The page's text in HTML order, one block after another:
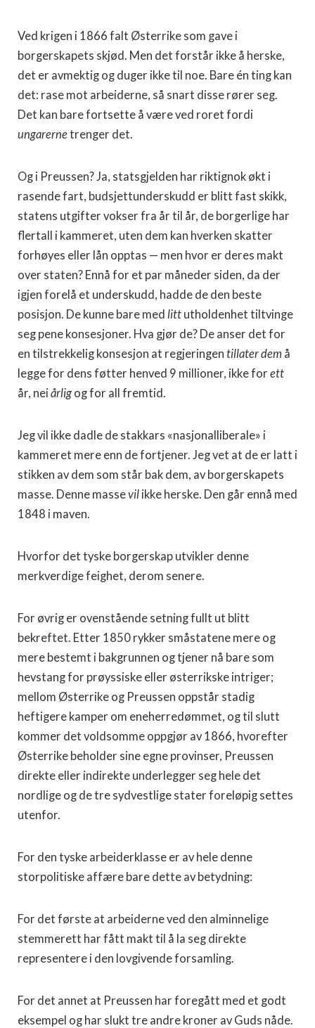
Ved krigen i 1866 falt Østerrike som gave i
borgerskapets skjød. Men det forstår ikke å herske,
det er avmektig og duger ikke til noe. Bare én ting kan
det: rase mot arbeiderne, så snart disse rører seg.
Det kan bare fortsette å være ved roret fordi
ungarernetrenger det.
Og i Preussen? Ja, statsgjelden har riktignok økt i
rasende fart, budsjettunderskudd er blitt fast skikk,
statens utgifter vokser fra år til år, de borgerlige har
flertall i kammeret, uten dem kan hverken skatter
forhøyes eller lån opptas — men hvor er deres makt
over staten? Ennå for et par måneder siden, da der
igjen forelå et underskudd, hadde de den beste
posisjon. De kunne bare med litt utholdenhet tiltvinge
seg pene konsesjoner. Hva gjør de? De anser det for
en tilstrekkelig konsesjon at regjeringen tillater dem å
legge for dens føtter henved 9 millioner, ikke for ett
år, nei årlig og for all fremtid.
Jeg vil ikke dadle de stakkars «nasjonalliberale» i
kammeret mere enn de fortjener. Jeg vet at de er latt i
stikken av dem som står bak dem, av borgerskapets
masse. Denne massevil ikke herske. Den går ennå med
1848 i maven.
Hvorfor det tyske borgerskap utvikler denne
merkverdige feighet, derom senere.
For øvrig er ovenstående setning fullt ut blitt
bekreftet. Etter 1850 rykker småstatene mere og
mere bestemt i bakgrunnen og tjener nå bare som
hevstang for prøyssiske eller østerrikske intriger;
mellom Østerrike og Preussen oppstår stadig
heftigere kamper om eneherredømmet, og til slutt
kommer det voldsomme oppgjør av 1866, hvorefter
Østerrike beholder sine egne provinser, Preussen
direkte eller indirekte underlegger seg hele det
nordlige og de tre sydvestlige stater foreløpig settes
utenfor.
For den tyske arbeiderklasse er av hele denne
storpolitiske affære bare dette av betydning:
For det første at arbeiderne ved den alminnelige
stemmerett har fått makt til å la seg direkte
representere i den lovgivende forsamling.
For det annet at Preussen har foregått med et godt
eksempel og har slukt tre andre kroner av Guds nåde.